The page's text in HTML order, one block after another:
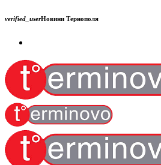
verified_userНовини Тернополя